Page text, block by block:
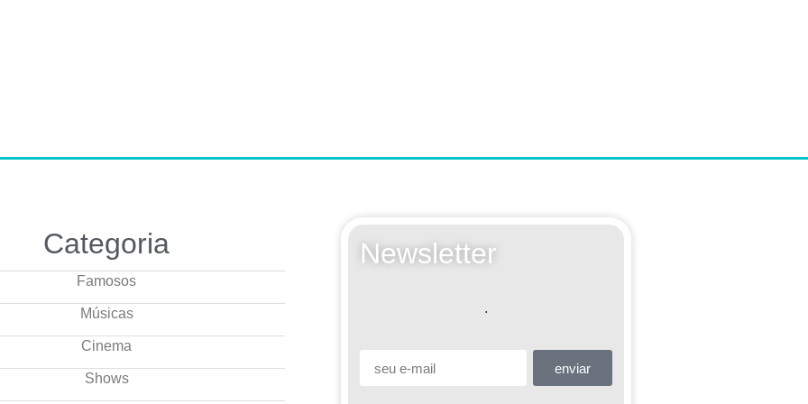
Categoria
Famosos
Músicas
Cinema
Shows
Newsletter
.
enviar